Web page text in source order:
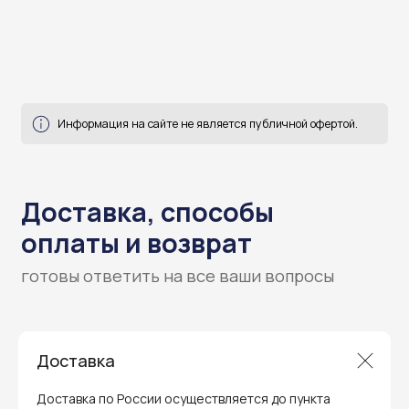
Доставка
Доставка по России осуществляется до пункта
Мы предлагаем полный послепродажный
ремонт и сервис